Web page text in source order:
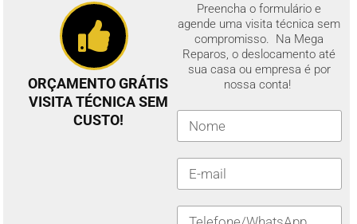
ORÇAMENTO GRÁTIS
VISITA TÉCNICA SEM
CUSTO!
Preencha o formulário e
agende uma visita técnica sem
compromisso. Na Mega
Reparos, o deslocamento até
sua casa ou empresa é por
nossa conta!